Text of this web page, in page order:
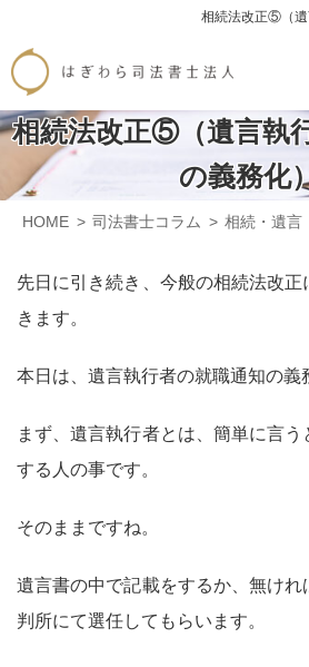
相続法改正⑤（遺
相続法改正⑤（遺言執
の義務化
HOME 司法書士コラム 相続・遺言
先日に引き続き、今般の相続法改
きます。
本日は、遺言執行者の就職通知の義
まず、遺言執行者とは、簡単に言
する人の事です。
そのままですね。
遺言書の中で記載をするか、無け
判所にて選任してもらいます。